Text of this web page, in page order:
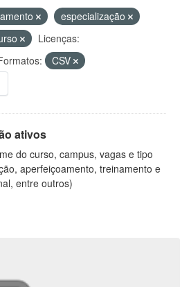
especialização
Licenças:
CSV
ativos
do curso, campus, vagas e tipo
aperfeiçoamento, treinamento e
entre outros)